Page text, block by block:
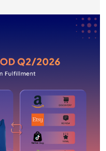
Etsy, mức thu nhập
mà phần lớn người
Etsy có phải là nền
hay không.